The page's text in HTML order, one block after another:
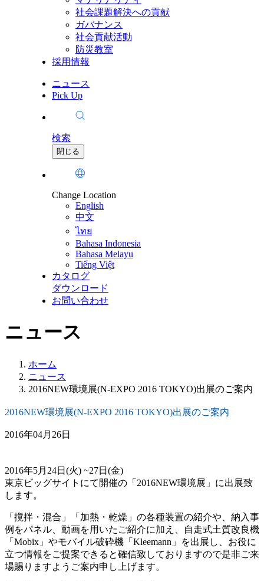
社会課題解決への貢献
ガバナンス
社会貢献活動
防災教室
採用情報
ニュース
Pick Up
検索
閉じる
Change Location
English
中文
ไทย
Bahasa Indonesia
Bahasa Melayu
Tiếng Việt
カタログ
ダウンロード
お問い合わせ
ニュース
ホーム
ニュース
2016NEW環境展(N-EXPO 2016 TOKYO)出展のご案内
2016NEW環境展(N-EXPO 2016 TOKYO)出展のご案内
2016年04月26日
2016年5月24日(火) ~27日(金)
東京ビッグサイトにて開催の「2016NEW環境展」に出展致
します。
「撹拌・混合」「加熱・乾燥」の各種装置の紹介や、納入事
例をパネル、動画を用いたご紹介に加え、自走式土質改良機
「Mobix」やモバイル破砕機「Kleemann」を出展し、お役に
立つ情報をご提案できると確信致しておりますので是非ご来
場賜りますようご案内申し上げます。